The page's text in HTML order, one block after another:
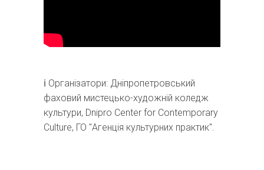
ℹ️ Організатори: Дніпропетровський
фаховий мистецько-художній коледж
культури, Dnipro Center for Contemporary
Culture, ГО "Агенція культурних практик".